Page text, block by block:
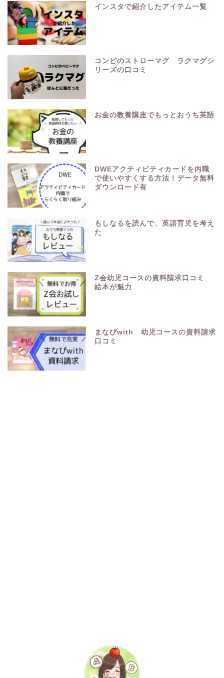
インスタで紹介したアイテム一覧
コンビのストローマグ ラクマグシ
リーズの口コミ
お金の教養講座でもっとおうち英語
DWEアクティビティカードを内職
で使いやすくする方法！データ無料
ダウンロード有
もしなるを読んで、英語育児を考え
た
Z会幼児コースの資料請求口コミ
絵本が魅力
まなびwith 幼児コースの資料請求
口コミ